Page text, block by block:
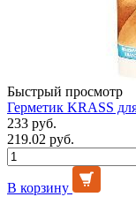
Быстрый просмотр
Герметик KRASS
233 руб.
219.02 руб.
В корзину